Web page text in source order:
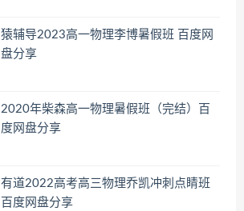
猿辅导2023高一物理李博暑假班 百度网
盘分享
2020年柴森高一物理暑假班（完结）百
度网盘分享
有道2022高考高三物理乔凯冲刺点睛班
百度网盘分享